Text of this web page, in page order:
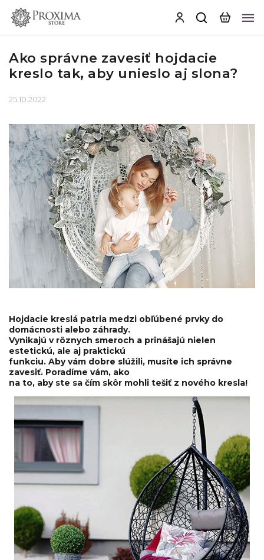
Ako správne zavesiť hojdacie
kreslo tak, aby unieslo aj slona?
25.10.2022
Hojdacie kreslá patria medzi obľúbené prvky do
domácnosti alebo záhrady.
Vynikajú v rôznych smeroch a prinášajú nielen
estetickú, ale aj praktickú
funkciu. Aby vám dobre slúžili, musíte ich správne
zavesiť. Poradíme vám, ako
na to, aby ste sa čím skôr mohli tešiť z nového kresla!